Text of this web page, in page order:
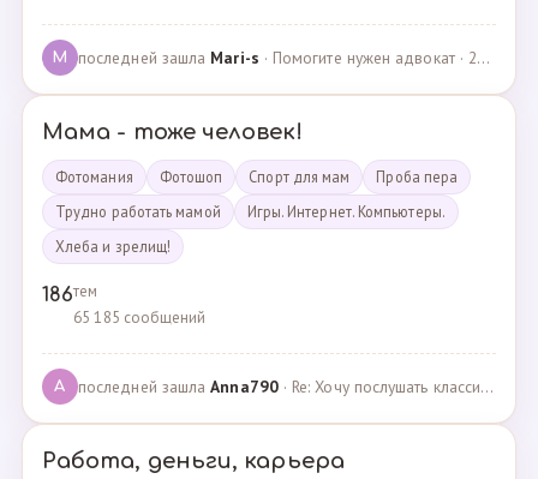
M последней зашла Mari-s · Помогите нужен адвокат · 24.04.2025
Мама - тоже человек!
Фотомания Фотошоп Спорт для мам
Проба пера
Трудно работать мамой
Игры. Интернет. Компьютеры.
Хлеба и зрелищ!
186тем
65 185 сообщений
A последней зашлаAnna790· Re: Хочу послушать классику · 22.03.2025
Работа, деньги, карьера